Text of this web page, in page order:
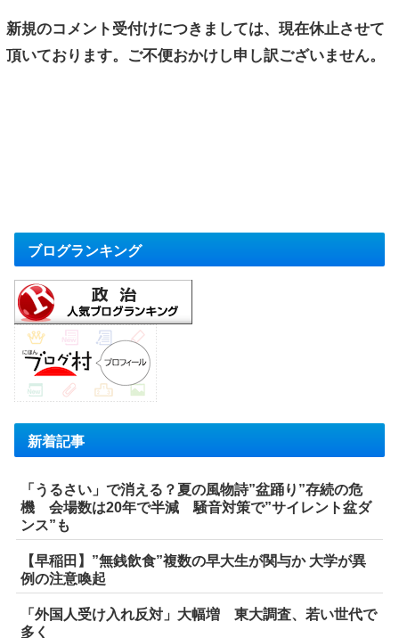
新規のコメント受付けにつきましては、現在休止させて
頂いております。ご不便おかけし申し訳ございません。
ブログランキング
新着記事
「うるさい」で消える？夏の風物詩”盆踊り”存続の危
機 会場数は20年で半減 騒音対策で”サイレント盆ダ
ンス”も
【早稲田】”無銭飲食”複数の早大生が関与か 大学が異
例の注意喚起
「外国人受け入れ反対」大幅増 東大調査、若い世代で
多く